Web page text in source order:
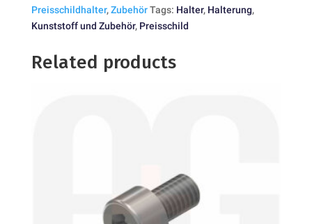
Preisschildhalter,Zubehör Tags: Halter, Halterung,
Kunststoff und Zubehör, Preisschild
Related products